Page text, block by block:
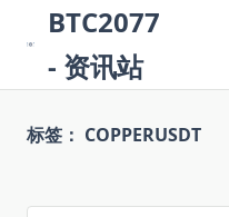
content
BTC2077
- 资讯站
标签： COPPERUSDT